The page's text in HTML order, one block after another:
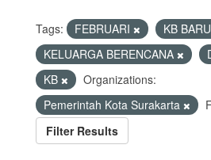
Tags: FEBRUARI
KB BARU
KELUARGA BERENCANA
KB
Organizations:
Pemerintah Kota Surakarta
Filter Results